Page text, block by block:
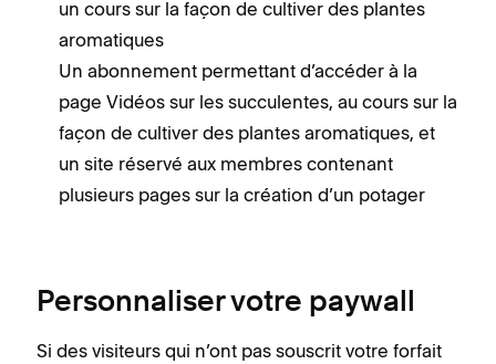
un cours sur la façon de cultiver des plantes
aromatiques
Un abonnement permettant d’accéder à la
page Vidéos sur les succulentes, au cours sur la
façon de cultiver des plantes aromatiques, et
un site réservé aux membres contenant
plusieurs pages sur la création d’un potager
Personnaliser votre paywall
Si des visiteurs qui n’ont pas souscrit votre forfait